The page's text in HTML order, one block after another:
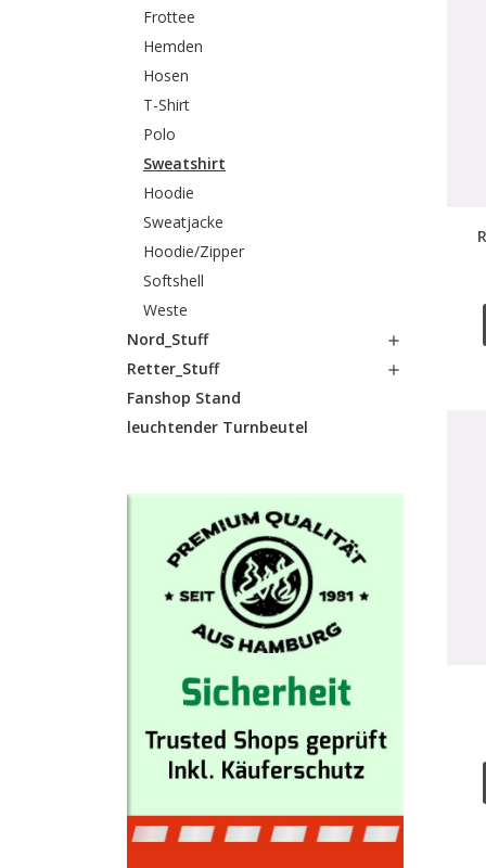
Frottee
Hemden
Hosen
T-Shirt
Polo
Sweatshirt
Hoodie
Sweatjacke
Hoodie/Zipper
Softshell
Weste
Nord_Stuff

Retter_Stuff 
Fanshop Stand
leuchtender Turnbeutel